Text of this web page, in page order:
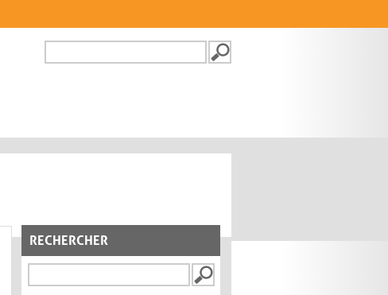
FORMULAIRE DE
RECHERCHER